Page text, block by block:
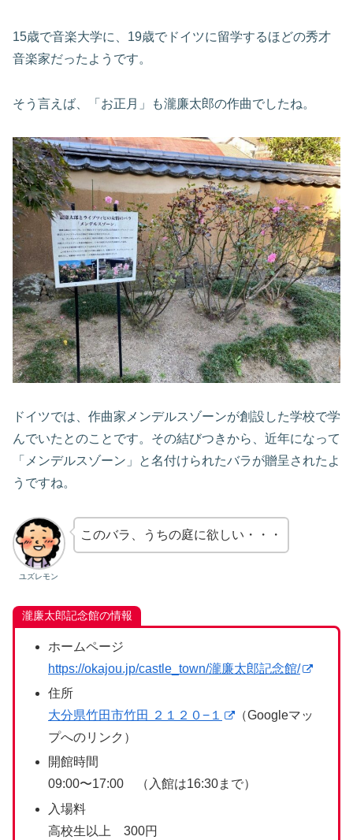
15歳で音楽大学に、19歳でドイツに留学するほどの秀才
音楽家だったようです。
そう言えば、「お正月」も瀧廉太郎の作曲でしたね。
ドイツでは、作曲家メンデルスゾーンが創設した学校で学
んでいたとのことです。その結びつきから、近年になって
「メンデルスゾーン」と名付けられたバラが贈呈されたよ
うですね。
ユズレモン
このバラ、うちの庭に欲しい・・・
瀧廉太郎記念館の情報
ホームページ
https://okajou.jp/castle_town/瀧廉太郎記念館/
住所
大分県竹田市竹田 ２１２０−１
（Googleマッ
プへのリンク）
開館時間
09:00〜17:00 （入館は16:30まで）
入場料
高校生以上 300円